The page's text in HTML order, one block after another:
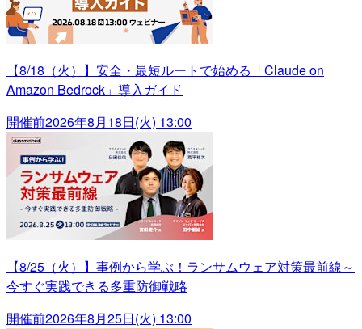
【8/18（火）】安全・最短ルートで始める「Claude on
Amazon Bedrock」導入ガイド
開催前2026年8月18日(火) 13:00
【8/25（火）】事例から学ぶ！ランサムウェア対策最前線～
今すぐ実践できる多重防御戦略
開催前2026年8月25日(火) 13:00